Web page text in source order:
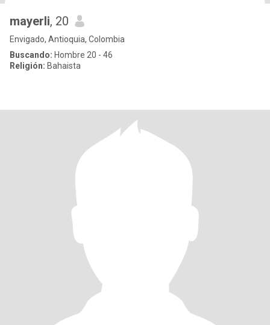
mayerli, 20
Envigado, Antioquia, Colombia
Buscando: Hombre 20 - 46
Religión: Bahaista